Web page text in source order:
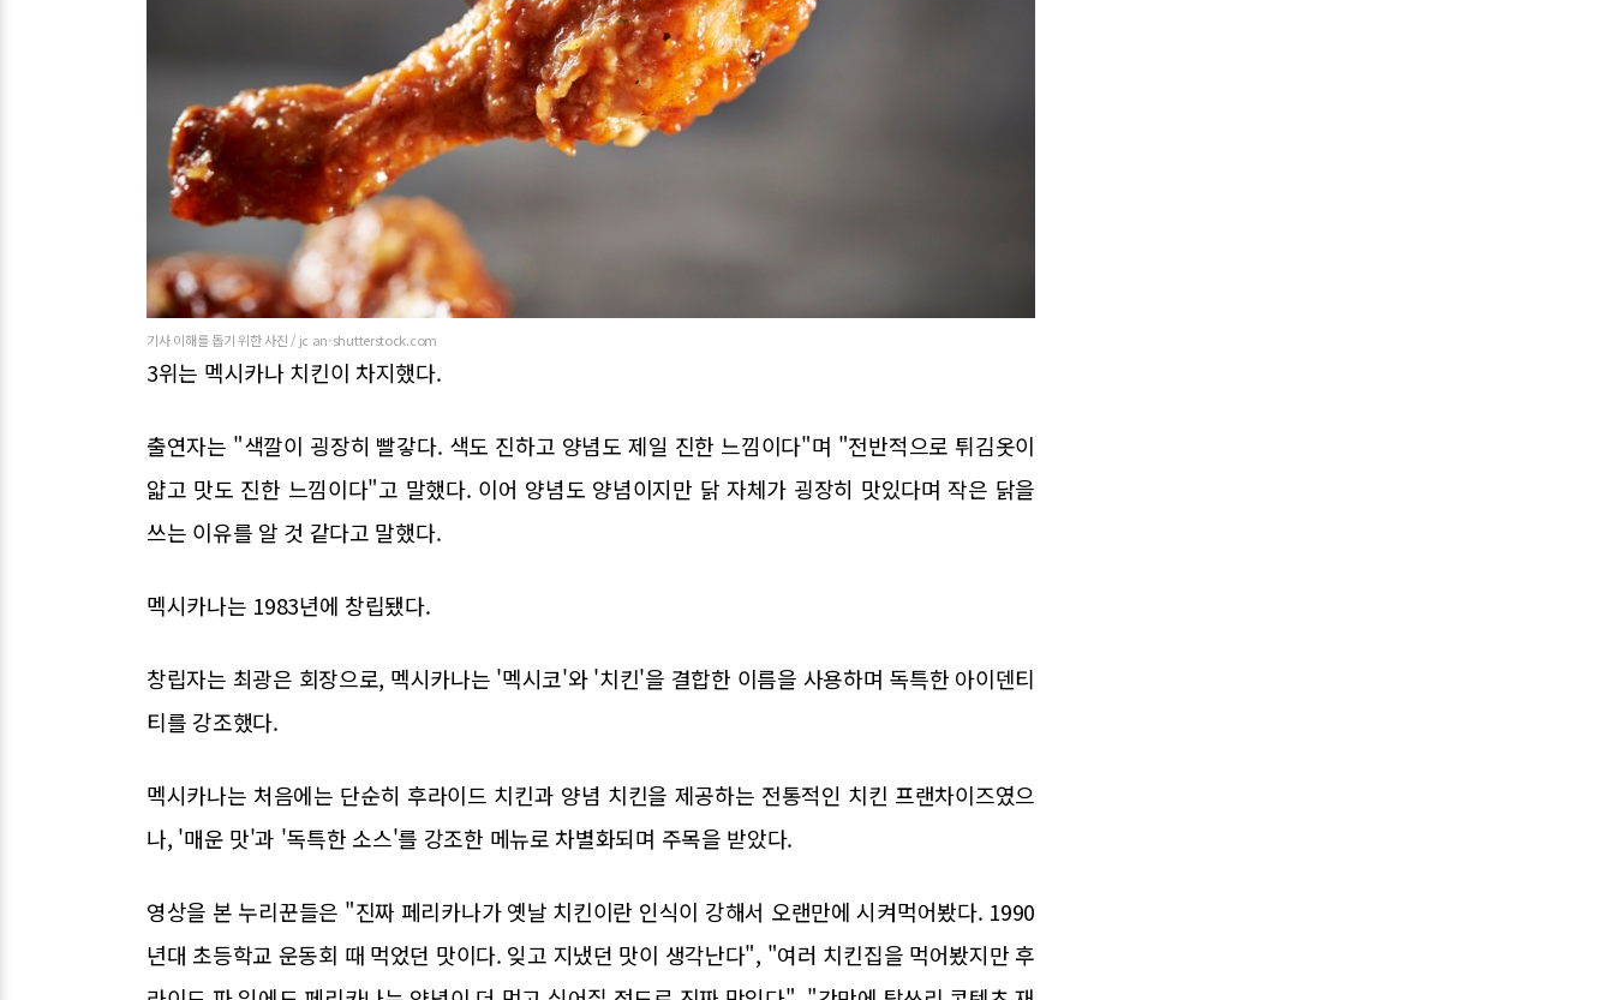
기사 이해를 돕기 위한 사진 / jc an-shutterstock.com
3위는 멕시카나 치킨이 차지했다.
출연자는 "색깔이 굉장히 빨갛다. 색도 진하고 양념도 제일 진한 느낌이다"며 "전반적으로 튀김옷이
얇고 맛도 진한 느낌이다"고 말했다. 이어 양념도 양념이지만 닭 자체가 굉장히 맛있다며 작은 닭을
쓰는 이유를 알 것 같다고 말했다.
멕시카나는 1983년에 창립됐다.
창립자는 최광은 회장으로, 멕시카나는 '멕시코'와 '치킨'을 결합한 이름을 사용하며 독특한 아이덴티
티를 강조했다.
멕시카나는 처음에는 단순히 후라이드 치킨과 양념 치킨을 제공하는 전통적인 치킨 프랜차이즈였으
나, '매운 맛'과 '독특한 소스'를 강조한 메뉴로 차별화되며 주목을 받았다.
영상을 본 누리꾼들은 "진짜 페리카나가 옛날 치킨이란 인식이 강해서 오랜만에 시켜먹어봤다. 1990
년대 초등학교 운동회 때 먹었던 맛이다. 잊고 지냈던 맛이 생각난다", "여러 치킨집을 먹어봤지만 후